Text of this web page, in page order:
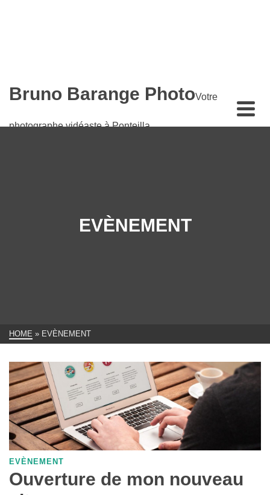
Bruno Barange PhotoVotre
photographe vidéaste à Ponteilla
EVÈNEMENT
HOME » EVÈNEMENT
EVÈNEMENT
Ouverture de mon nouveau